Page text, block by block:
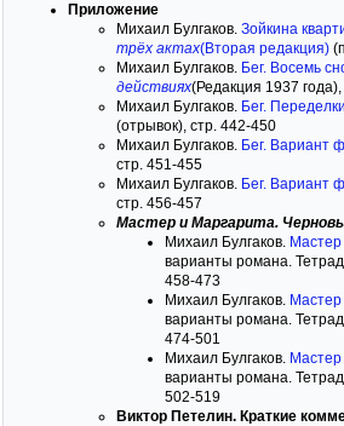
Приложение
Михаил Булгаков. Зойкина
трёх актах(Вторая редакция)
Михаил Булгаков. Бег. Восемь
действиях(Редакция 1937
Михаил Булгаков. Бег.
(отрывок), стр. 442-450
Михаил Булгаков. Бег. Вариант
стр. 451-455
Михаил Булгаков. Бег. Вариант
стр. 456-457
Мастер и Маргарита.
Михаил Булгаков.
варианты романа.
458-473
Михаил Булгаков.
варианты романа.
474-501
Михаил Булгаков.
варианты романа.
502-519
Виктор Петелин. Краткие